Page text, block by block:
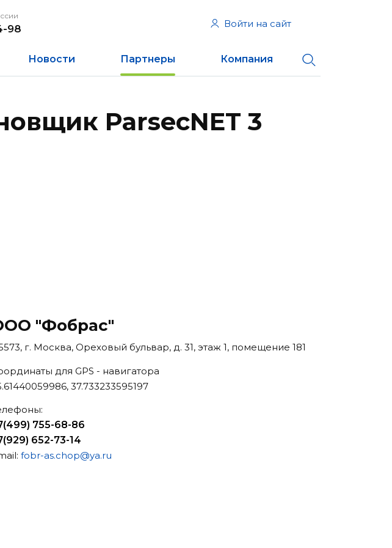
98 Войти на сайт
Новости Партнеры Компания
ParsecNET 3
"Фобрас"
г. Москва, Ореховый бульвар, д. 31, этаж 1, помещение 181
для GPS - навигатора
37.733233595197
755-68-86
652-73-14
fobr-as.chop@ya.ru